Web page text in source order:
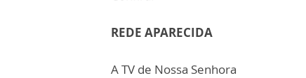
REDE APARECIDA
A TV de Nossa Senhora